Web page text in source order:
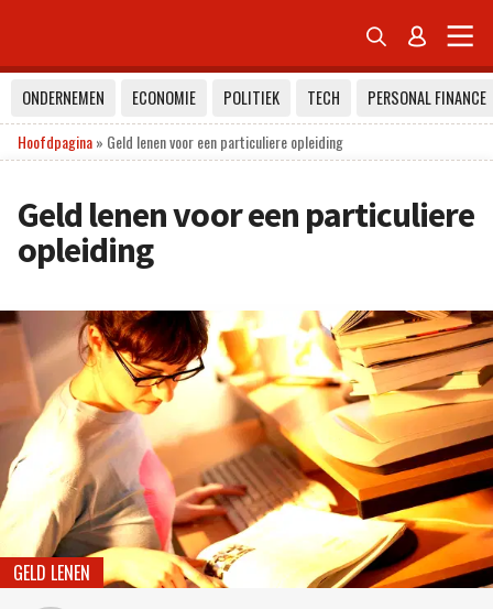
 
ONDERNEMEN ECONOMIE POLITIEK TECH
PERSONAL FINANCE
Hoofdpagina» Geld lenen voor een particuliere opleiding
Geld lenen voor een particuliere
opleiding
GELD LENEN